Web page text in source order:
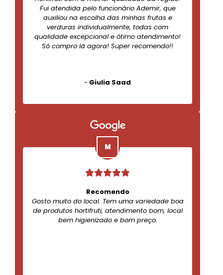
Fui atendida pelo funcionário Ademir, que
auxiliou na escolha das minhas frutas e
verduras individualmente, todas com
qualidade excepcional e ótimo atendimento!
Só compro lá agora! Super recomendo!!
- Giulia Saad
Recomendo
Gosto muito do local. Tem uma variedade boa
de produtos hortifruti, atendimento bom, local
bem higienizado e bom preço.